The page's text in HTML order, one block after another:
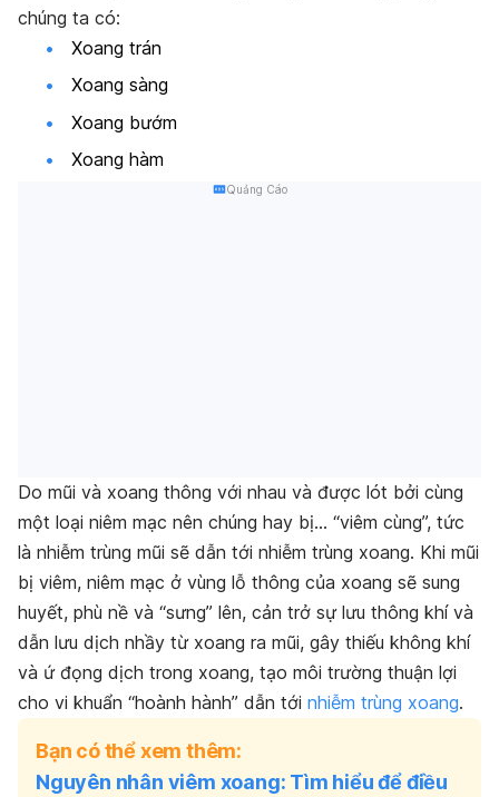
chúng ta có:
Xoang trán
Xoang sàng
Xoang bướm
Xoang hàm
Quảng Cáo
Do mũi và xoang thông với nhau và được lót bởi cùng
một loại niêm mạc nên chúng hay bị… “viêm cùng”, tức
là nhiễm trùng mũi sẽ dẫn tới nhiễm trùng xoang. Khi mũi
bị viêm, niêm mạc ở vùng lỗ thông của xoang sẽ sung
huyết, phù nề và “sưng” lên, cản trở sự lưu thông khí và
dẫn lưu dịch nhầy từ xoang ra mũi, gây thiếu không khí
và ứ đọng dịch trong xoang, tạo môi trường thuận lợi
cho vi khuẩn “hoành hành” dẫn tới nhiễm trùng xoang.
Bạn có thể xem thêm:
Nguyên nhân viêm xoang: Tìm hiểu để điều